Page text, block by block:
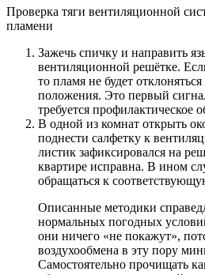
Проверка тяги вентиляционной
пламени
Зажечь спичку и направить
вентиляционной решётке.
то пламя не будет
положения. Это первый
требуется профилактическое
В одной из комнат открыть
поднести салфетку к
листик зафиксировался на
квартире исправна. В ином
обращаться к
Описанные методики
нормальных погодных
они ничего «не покажут»,
воздухообмена в эту пору
Самостоятельно прочищать